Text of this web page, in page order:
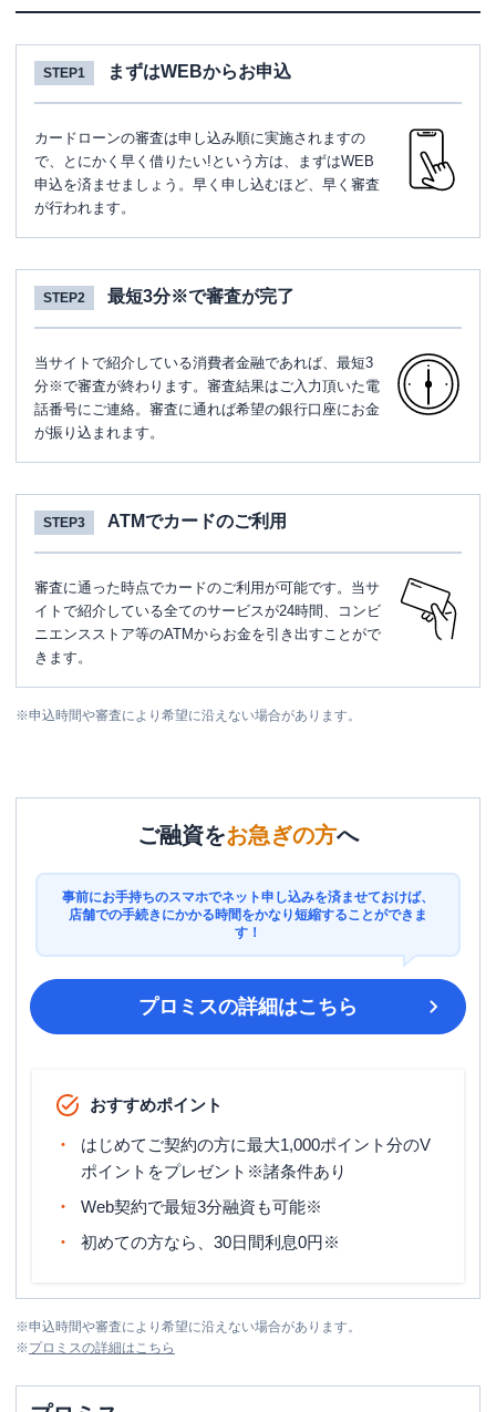
STEP1 まずはWEBからお申込
カードローンの審査は申し込み順に実施されますの
で、とにかく早く借りたい!という方は、まずはWEB
申込を済ませましょう。早く申し込むほど、早く審査
が行われます。
STEP2 最短3分※で審査が完了
当サイトで紹介している消費者金融であれば、最短3
分※で審査が終わります。審査結果はご入力頂いた電
話番号にご連絡。審査に通れば希望の銀行口座にお金
が振り込まれます。
STEP3 ATMでカードのご利用
審査に通った時点でカードのご利用が可能です。当サ
イトで紹介している全てのサービスが24時間、コンビ
ニエンスストア等のATMからお金を引き出すことがで
きます。
※申込時間や審査により希望に沿えない場合があります。
ご融資をお急ぎの方へ
事前にお手持ちのスマホでネット申し込みを済ませておけば、
店舗での手続きにかかる時間をかなり短縮することができま
す！
プロミスの詳細はこちら
おすすめポイント
はじめてご契約の方に最大1,000ポイント分のV
ポイントをプレゼント※諸条件あり
Web契約で最短3分融資も可能※
初めての方なら、30日間利息0円※
※申込時間や審査により希望に沿えない場合があります。
※プロミスの詳細はこちら